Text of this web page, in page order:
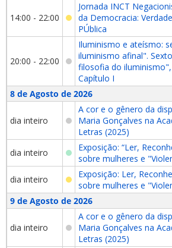
14:00 - 22:00
Jornada INCT
da Democracia:
PÚblica
20:00 - 22:00
Iluminismo e ateísmo:
iluminismo afinal".
filosofia do iluminismo",
Capítulo I
8 de Agosto de 2026
dia inteiro
A cor e o gênero da
Maria Gonçalves na
Letras (2025)
dia inteiro
Exposição: “Ler,
sobre mulheres e
dia inteiro
Exposição: Ler,
sobre mulheres e
9 de Agosto de 2026
dia inteiro
A cor e o gênero da
Maria Gonçalves na
Letras (2025)